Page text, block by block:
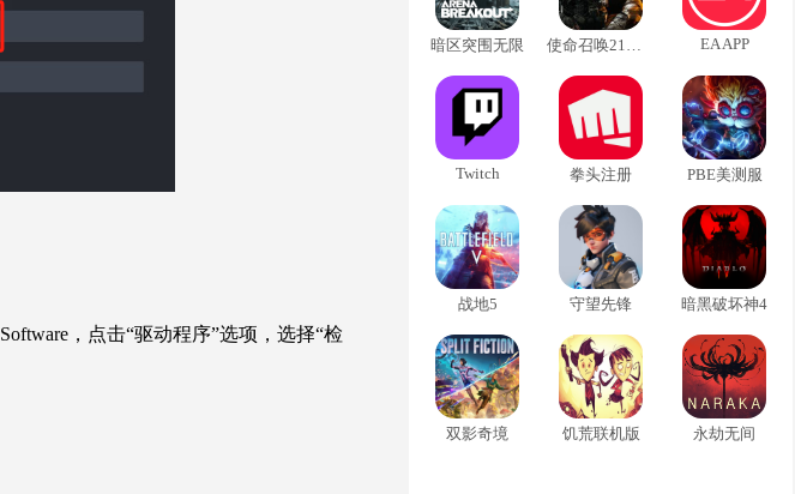
Software，点击“驱动程序”选项，选择“检
暗区突围无限 使命召唤21黑色行动6 EA APP
Twitch 拳头注册 PBE美测服
战地5 守望先锋 暗黑破坏神4
双影奇境 饥荒联机版 永劫无间